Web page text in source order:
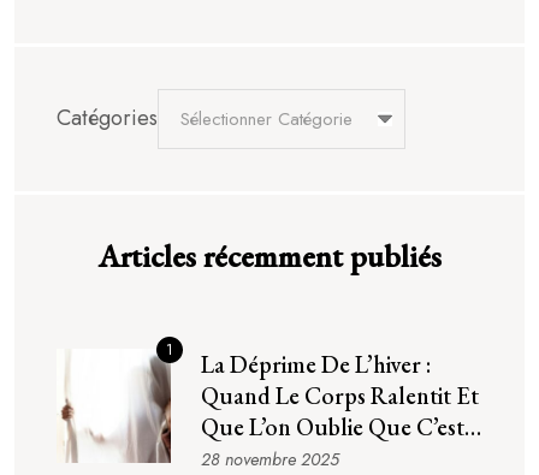
Catégories
Articles récemment publiés
1
La Déprime De L’hiver :
Quand Le Corps Ralentit Et
Que L’on Oublie Que C’est
Normal
28 novembre 2025